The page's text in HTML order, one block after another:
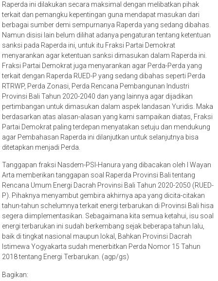
Raperda ini dilakukan secara maksimal dengan melibatkan pihak
terkait dan pemangku kepentingan guna mendapat masukan dari
berbagai sumber demi sempurnanya Raperda yang sedang dibahas.
Namun disisi lain belum dilihat adanya pengaturan tentang ketentuan
sanksi pada Raperda ini, untuk itu Fraksi Partai Demokrat
menyarankan agar ketentuan sanksi dimasukan dalam Raperda ini.
Fraksi Partai Demokrat juga menyarankan agar Perda-Perda yang
terkait dengan Raperda RUED-P yang sedang dibahas seperti Perda
RTRWP, Perda Zonasi, Perda Rencana Pembangunan Industri
Provinsi Bali Tahun 2020-2040 dan yang lainnya agar dijadikan
pertimbangan untuk dimasukan dalam aspek landasan Yuridis. Maka
berdasarkan atas alasan-alasan yang kami sampaikan diatas, Fraksi
Partai Demokrat paling terdepan menyatakan setuju dan mendukung
agar Pembahasan Raperda ini dilanjutkan untuk selanjutnya bisa
ditetapkan menjadi Perda.
Tanggapan fraksi Nasdem-PSI-Hanura yang dibacakan oleh I Wayan
Arta memberikan tanggapan soal Raperda Provinsi Bali tentang
Rencana Umum Energi Dacrah Provinsi Bali Tahun 2020-2050 (RUED-
P). Pihaknya menyambut gembira akhirnya apa yang dicita-citakan
tahun-tahun schelumnya terkait energi terbarukan di Provinsi Bali hisa
segera diimplementasikan. Sebagaimana kita semua ketahui, isu soal
energi terbarukan ini sudah berkembang sejak beberapa tahun lalu,
baik di tingkat nasional maupun lokal, Bahkan Provinsi Dacrah
Istimewa Yogyakarta sudah menerbitkan Perda Nomor 15 Tahun
2018 tentang Energi Terbarukan. (agp/gs)
Bagikan: